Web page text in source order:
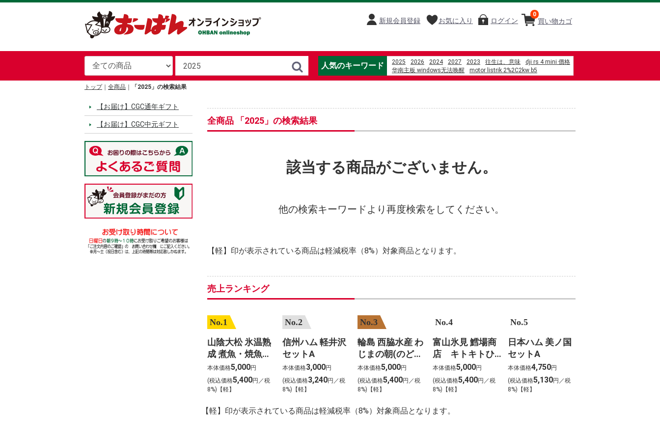
買い物カゴ
0
新規会員登録 お気に入り ログイン
人気のキーワード 2025 2026 2024 2027 2023 往生は、意味
dji rs 4 mini 價格
华南主板 windows无法唤醒
motor listrik 2%2C2kw b5
%E9%AB%98%E5%B4%8E
トップ 全商品 「2025」の検索結果
【お届け】CGC通年ギフト
【お届け】CGC中元ギフト 全商品 「2025」の検索結果
該当する商品がございません。
他の検索キーワードより再度検索をしてください。
【軽】印が表示されている商品は軽減税率（8%）対象商品となります。
売上ランキング
No.1
山陰大松 氷温熟
成 煮魚・焼魚セ
ット(10食)
本体価格5,000円
(税込価格5,400円／税
8%)【軽】
No.2
信州ハム 軽井沢
セットA
本体価格3,000円
(税込価格3,240円／税
8%)【軽】
No.3
輪島 西脇水産 わ
じまの朝(のどぐ
ろ入り)3種6枚
本体価格5,000円
(税込価格5,400円／税
8%)【軽】
No.4
富山氷見 鱈場商
店 キトキトひ
ものセット（6種
16枚）
本体価格5,000円
(税込価格5,400円／税
8%)【軽】
No.5
日本ハム 美ノ国
セットA
本体価格4,750円
(税込価格5,130円／税
8%)【軽】
【軽】印が表示されている商品は軽減税率（8%）対象商品となります。